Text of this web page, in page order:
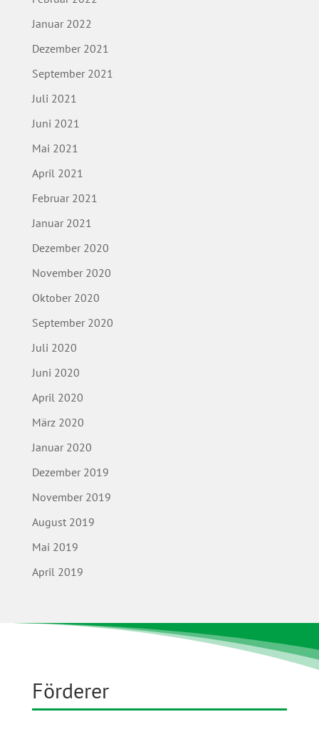
Januar 2022
Dezember 2021
September 2021
Juli 2021
Juni 2021
Mai 2021
April 2021
Februar 2021
Januar 2021
Dezember 2020
November 2020
Oktober 2020
September 2020
Juli 2020
Juni 2020
April 2020
März 2020
Januar 2020
Dezember 2019
November 2019
August 2019
Mai 2019
April 2019
Förderer